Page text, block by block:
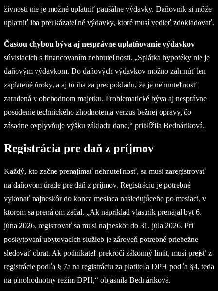
živnosti nie je možné uplatniť paušálne výdavky. Daňovník si môže
uplatniť iba preukázateľné výdavky, ktoré musí vedieť zdokladovať.
Častou chybou býva aj nesprávne uplatňovanie výdavkov
súvisiacich s financovaním nehnuteľnosti. „Splátka hypotéky nie je
daňovým výdavkom. Do daňových výdavkov možno zahrnúť len
zaplatené úroky, a aj to iba za predpokladu, že je nehnuteľnosť
zaradená v obchodnom majetku. Problematické býva aj nesprávne
posúdenie technického zhodnotenia verzus bežnej opravy, čo
zásadne ovplyvňuje výšku základu dane,“ priblížila Bednáriková.
Registrácia pre daň z príjmov
Každý, kto začne prenajímať nehnuteľnosť, sa musí zaregistrovať
na daňovom úrade pre daň z príjmov. Registráciu je potrebné
vykonať najneskôr do konca mesiaca nasledujúceho po mesiaci, v
ktorom sa prenájom začal. „Ak napríklad vlastník prenajal byt 6.
júna 2026, registrovať sa musí najneskôr do 31. júla 2026. Pri
poskytovaní ubytovacích služieb je zároveň potrebné priebežne
sledovať obrat. Ak podnikateľ prekročí zákonný limit, musí prejsť z
registrácie podľa § 7a na registráciu za platiteľa DPH podľa §4, teda
na plnohodnotný režim DPH,“ objasnila Bednáriková.